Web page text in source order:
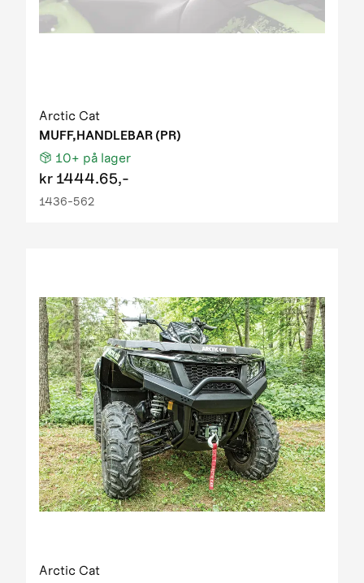
Arctic Cat
MUFF,HANDLEBAR (PR)
10+ på lager
kr 1444.65,-
1436-562
Arctic Cat